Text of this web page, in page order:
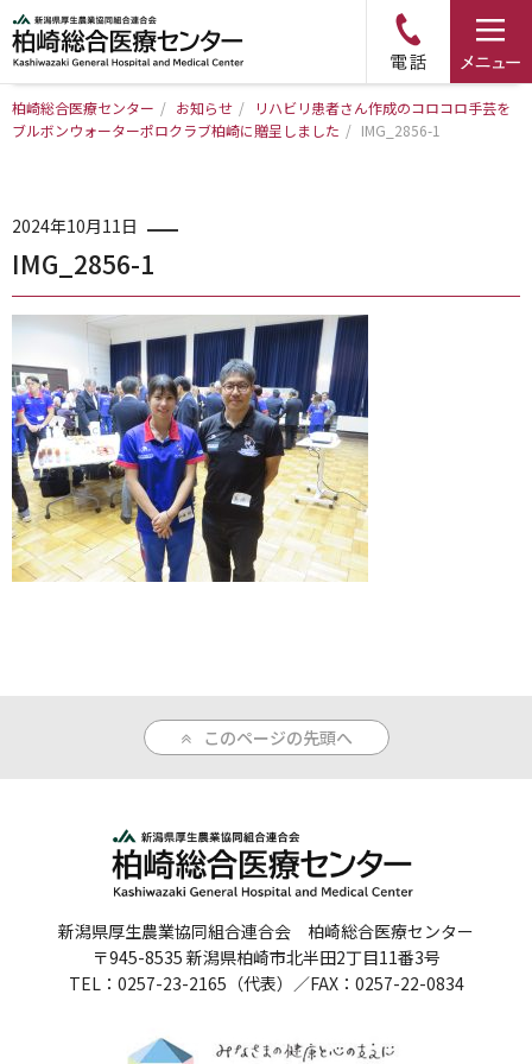
トップページ
診療科・部門のご案内
アクセス
外来のご案内
入院のご案内
人間ドックのご案内
反社会的勢力に対する基本方針
院内感染対策指針
サイトマップ
柏崎総合医療センター / お知らせ /
リハビリ患者さん作成のコロコロ手芸を
ブルボンウォーターポロクラブ柏崎に贈呈しました / IMG_2856-1
2024年10月11日
IMG_2856-1
このページの先頭へ
新潟県厚生農業協同組合連合会 柏崎総合医療センター
〒945-8535 新潟県柏崎市北半田2丁目11番3号
TEL：0257-23-2165（代表）／FAX：0257-22-0834